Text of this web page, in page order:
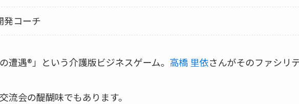
発コーチ
の遭遇®」という介護版ビジネスゲーム。 高橋 里依さんがそのファシリ
流会の醍醐味でもあります。